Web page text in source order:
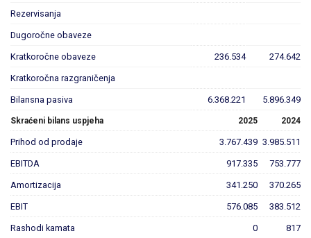
Rezervisanja
Dugoročne obaveze
Kratkoročne obaveze 236.534 274.642
Kratkoročna razgraničenja
Bilansna pasiva 6.368.221 5.896.349
Skraćeni bilans uspjeha 2025 2024
Prihod od prodaje 3.767.439 3.985.511
EBITDA 917.335 753.777
Amortizacija 341.250 370.265
EBIT 576.085 383.512
Rashodi kamata 0 817